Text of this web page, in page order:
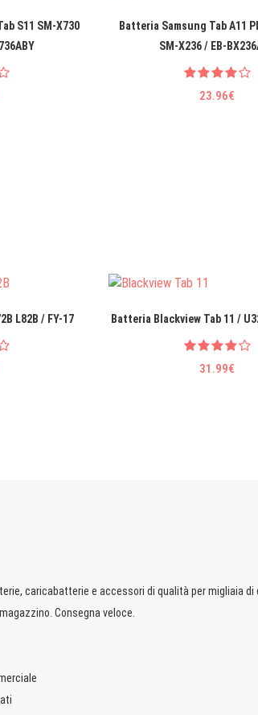
S11 SM-X730
Batteria Samsung Tab A11
SM-X236 / EB-
23.96€
L82B / FY-17 Batteria Blackview Tab 11 /
31.99€
caricabatterie e accessori di qualità per migliaia di
Consegna veloce.